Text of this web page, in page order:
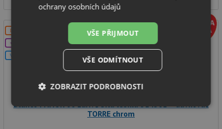
DOPRAVA ZDARMA
+DÁREK
V SETU
Blanco PANOR 60 zářivě bílá lesklá 514501 + dávkovač
TORRE chrom
ochrany osobních údajů
VŠE PŘIJMOUT
VŠE ODMÍTNOUT
ZOBRAZIT PODROBNOSTI
Nezbytně
Výkonové
soubory
Soubory